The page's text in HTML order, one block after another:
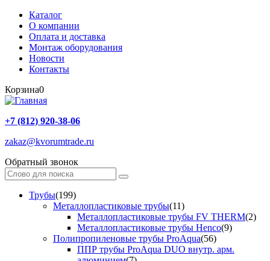
Каталог
О компании
Оплата и доставка
Монтаж оборудования
Новости
Контакты
Корзина0
+7 (812) 920-38-06
zakaz@kvorumtrade.ru
Обратный звонок
Трубы(199)
Металлопластиковые трубы(11)
Металлопластиковые трубы FV THERM(2)
Металлопластиковые трубы Henco(9)
Полипропиленовые трубы ProAqua(56)
ППР трубы ProAqua DUO внутр. арм.